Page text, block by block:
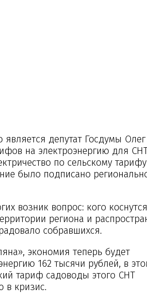
депутат Госдумы Олег
на электроэнергию для
по сельскому
было подписано
возник вопрос: кого коснутся
региона и
собравшихся.
экономия теперь будет
162 тысячи рублей, в
тариф садоводы этого СНТ
в кризис.